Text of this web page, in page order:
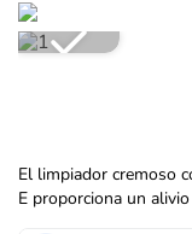
El limpiador cremoso
E proporciona un